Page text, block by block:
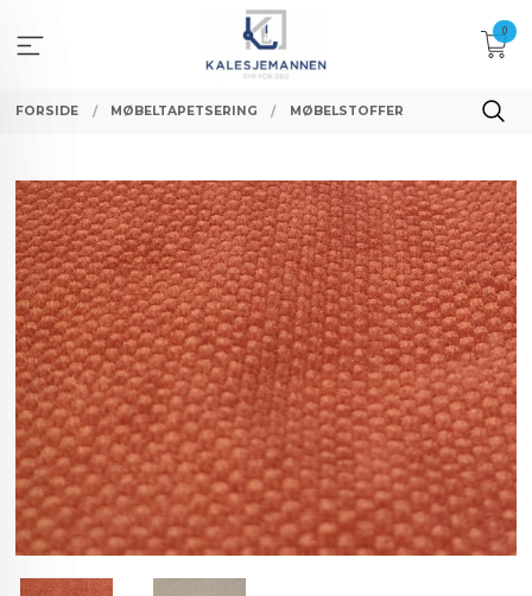
innholdet
0
FORSIDE MØBELTAPETSERING MØBELSTOFFER